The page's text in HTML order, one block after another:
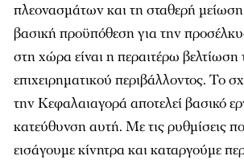
πλεονασμάτων και τη σταθερή
βασική προϋπόθεση για την
στη χώρα είναι η περαιτέρω βελτίωση
επιχειρηματικού περιβάλλοντος. Το
την Κεφαλαιαγορά αποτελεί βασικό
κατεύθυνση αυτή. Με τις ρυθμίσεις
εισάγουμε κίνητρα και καταργούμε